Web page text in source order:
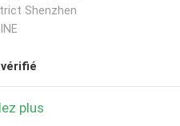
Shenzhen
plus